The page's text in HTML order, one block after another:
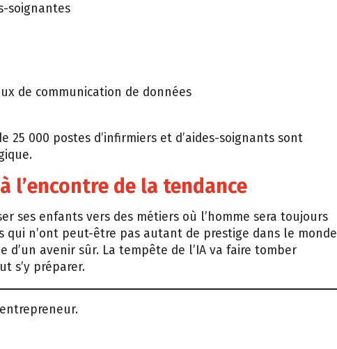
soignantes
de communication de données
25 000 postes d’infirmiers et d’aides-soignants sont
l’encontre de la tendance
ses enfants vers des métiers où l’homme sera toujours
qui n’ont peut-être pas autant de prestige dans le monde
d’un avenir sûr. La tempête de l’IA va faire tomber
s’y préparer.